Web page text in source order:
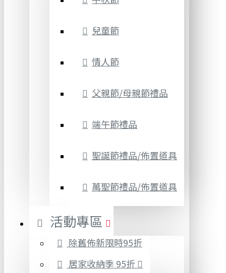
兒童節
情人節
父親節/母親節禮品
端午節禮品
聖誕節禮品/佈置道具
萬聖節禮品/佈置道具
活動專區
除舊佈新限時95折
居家收納季 95折